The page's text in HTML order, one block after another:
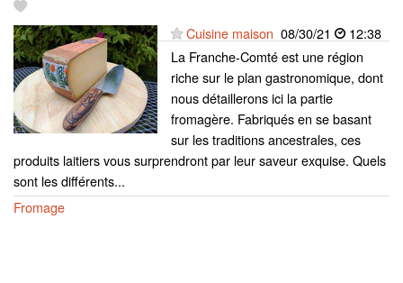
Cuisine maison 08/30/21
12:38
La Franche-Comté est une région
riche sur le plan gastronomique, dont
nous détaillerons ici la partie
fromagère. Fabriqués en se basant
sur les traditions ancestrales, ces
produits laitiers vous surprendront par leur saveur exquise. Quels
sont les différents...
Fromage